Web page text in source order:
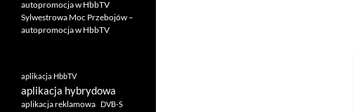
autopromocja w HbbTV
Sylwestrowa Moc Przebojów –
autopromocja w HbbTV
aplikacja HbbTV
aplikacja hybrydowa
aplikacja reklamowa DVB-S